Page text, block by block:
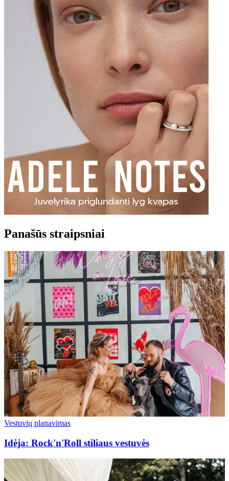
Panašūs straipsniai
Vestuvių planavimas
Idėja: Rock'n'Roll stiliaus vestuvės